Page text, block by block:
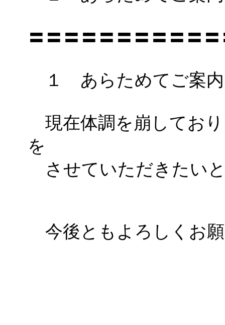
〓〓〓〓〓〓〓〓〓〓
１ あらためてご案
現在体調を崩してお
を
させていただきたい
今後ともよろしくお